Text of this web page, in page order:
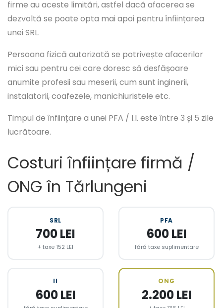
firme au aceste limitări, astfel dacă afacerea se
dezvoltă se poate opta mai apoi pentru înființarea
unei SRL.
Persoana fizică autorizată se potrivește afacerilor
mici sau pentru cei care doresc să desfășoare
anumite profesii sau meserii, cum sunt inginerii,
instalatorii, coafezele, manichiuristele etc.
Timpul de înființare a unei PFA / I.I. este între 3 și 5 zile
lucrătoare.
Costuri înființare firmă /
ONG în Tărlungeni
SRL
700 LEI
+ taxe 152 LEI
PFA
600 LEI
fără taxe suplimentare
II
600 LEI
ONG
2.200 LEI